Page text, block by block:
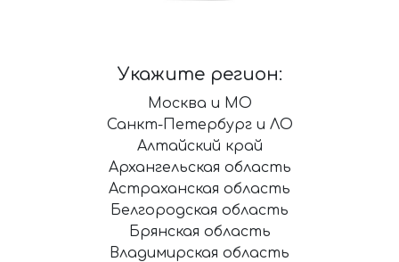
Укажите регион:
Москва и МО
Санкт-Петербург и ЛО
Алтайский край
Архангельская область
Астраханская область
Белгородская область
Брянская область
Владимирская область